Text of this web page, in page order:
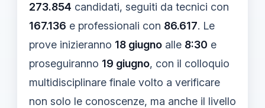
273.854 candidati, seguiti da tecnici con
167.136 e professionali con 86.617. Le
prove inizieranno 18 giugno alle 8:30 e
proseguiranno 19 giugno, con il colloquio
multidisciplinare finale volto a verificare
non solo le conoscenze, ma anche il livello